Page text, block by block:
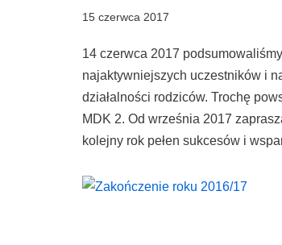
15 czerwca 2017
14 czerwca 2017
najaktywniejszych uczestników i
działalności rodziców. Trochę
MDK 2. Od września 2017
kolejny rok pełen sukcesów i